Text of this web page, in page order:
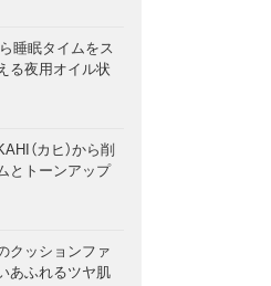
睡眠タイムをス
る夜用オイル状
（カヒ）から削
とトーンアップ
クッションファ
あふれるツヤ肌